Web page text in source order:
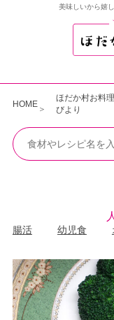
美味しいから嬉
HOME
ほだか村お料理
びより
腸活 幼児食